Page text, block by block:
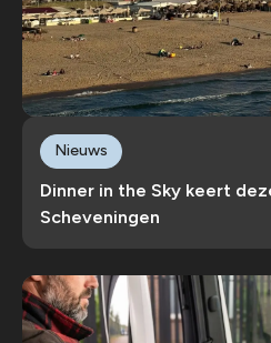
Dinner in the Sky keert
Scheveningen
Nieuws